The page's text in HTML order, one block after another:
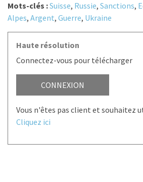
Mots-clés :Suisse, Russie, Sanctions,
Alpes, Argent, Guerre, Ukraine
Haute résolution
Connectez-vous pour télécharger
CONNEXION
Vous n'êtes pas client et souhaitez
Cliquez ici